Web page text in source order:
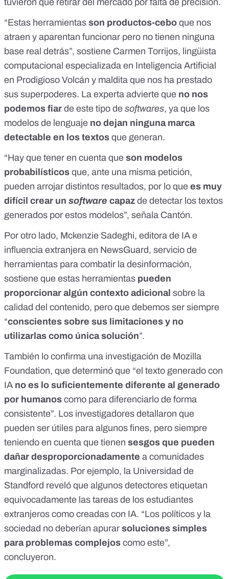
tuvieron que retirar del mercado por falta de precisión.
“Estas herramientas son productos-cebo que nos
atraen y aparentan funcionar pero no tienen ninguna
base real detrás”, sostiene Carmen Torrijos, lingüista
computacional especializada en Inteligencia Artificial
en Prodigioso Volcán y maldita que nos ha prestado
sus superpoderes. La experta advierte que no nos
podemos fiar de este tipo de softwares, ya que los
modelos de lenguaje no dejan ninguna marca
detectable en los textos que generan.
“Hay que tener en cuenta que son modelos
probabilísticos que, ante una misma petición,
pueden arrojar distintos resultados, por lo que es muy
difícil crear un software capaz de detectar los textos
generados por estos modelos”, señala Cantón.
Por otro lado, Mckenzie Sadeghi, editora de IA e
influencia extranjera en NewsGuard, servicio de
herramientas para combatir la desinformación,
sostiene que estas herramientas pueden
proporcionar algún contexto adicional sobre la
calidad del contenido, pero que debemos ser siempre
“conscientes sobre sus limitaciones y no
utilizarlas como única solución”.
También lo confirma una investigación de Mozilla
Foundation, que determinó que “el texto generado con
IA no es lo suficientemente diferente al generado
por humanos como para diferenciarlo de forma
consistente”. Los investigadores detallaron que
pueden ser útiles para algunos fines, pero siempre
teniendo en cuenta que tienen sesgos que pueden
dañar desproporcionadamente a comunidades
marginalizadas. Por ejemplo, la Universidad de
Standford reveló que algunos detectores etiquetan
equivocadamente las tareas de los estudiantes
extranjeros como creadas con IA. “Los políticos y la
sociedad no deberían apurar soluciones simples
para problemas complejos como este”,
concluyeron.